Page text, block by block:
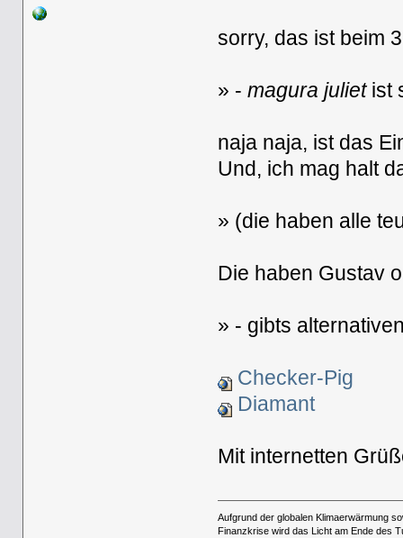
sorry, das ist beim
» -magura julietist
naja naja, ist das
Und, ich mag halt
» (die haben alle
Die haben Gustav
» - gibts
Checker-Pig
Diamant
Mit internetten
Aufgrund der globalen Klimaerwärmung
Finanzkrise wird das Licht am Ende des